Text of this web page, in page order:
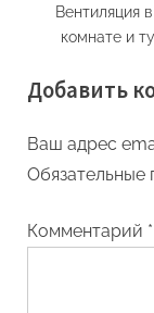
Вентиляция
комнате и
Добавить
Ваш адрес
Обязательные
Комментарий *